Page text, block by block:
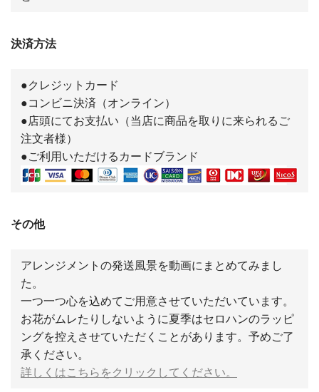
決済方法
●クレジットカード
●コンビニ決済（オンライン）
●店頭にてお支払い（当店に商品を取りに来られるご
注文者様）
●ご利用いただけるカードブランド
その他
アレンジメントの発送風景を動画にまとめてみまし
た。
一つ一つ心を込めてご用意させていただいています。
お花がムレたりしないように夏季はセロハンのラッピ
ングを控えさせていただくことがあります。予めご了
承ください。
詳しくはこちらをクリックしてください。